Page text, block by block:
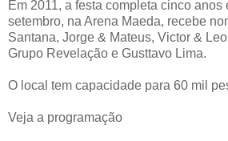
Em 2011, a festa completa cinco anos
setembro, na Arena Maeda, recebe
Santana, Jorge & Mateus, Victor &
Grupo Revelação e Gusttavo Lima.
O local tem capacidade para 60 mil
Veja a programação